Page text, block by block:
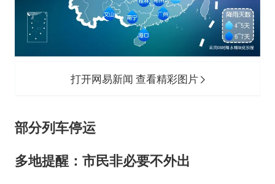
打开网易新闻 查看精彩图片
部分列车停运
多地提醒：市民非必要不外出